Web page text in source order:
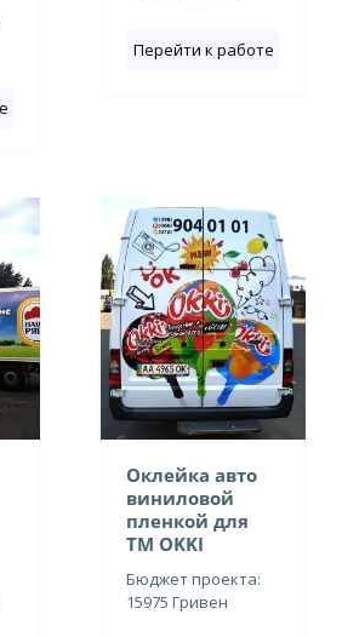
Перейти к работе
Оклейка авто
виниловой
пленкой для
ТМ OKKI
Бюджет проекта:
15975 Гривен